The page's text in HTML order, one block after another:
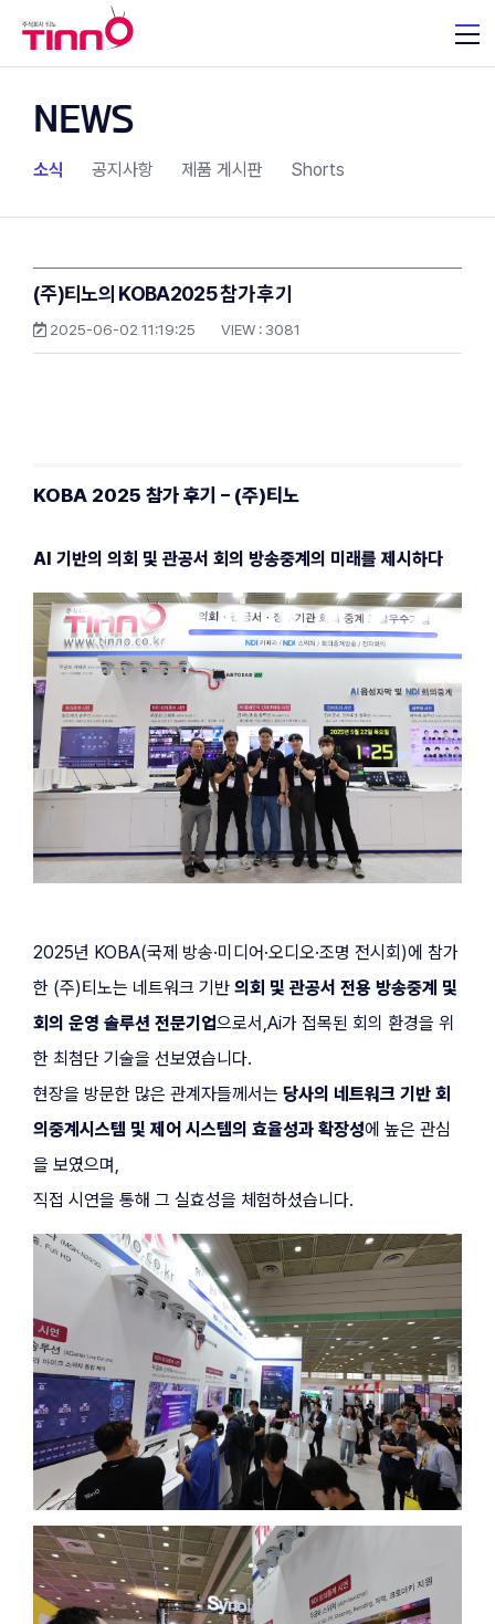
NEWS
소식 공지사항 제품 게시판 Shorts
(주)티노의 KOBA2025 참가 후기
2025-06-02 11:19:25 VIEW : 3081
KOBA 2025 참가 후기 – (주)티노
AI 기반의 의회 및 관공서 회의 방송중계의 미래를 제시하다
2025년 KOBA(국제 방송·미디어·오디오·조명 전시회)에 참가
한 (주)티노는 네트워크 기반 의회 및 관공서 전용 방송중계 및
회의 운영 솔루션 전문기업으로서,Ai가 접목된 회의 환경을 위
한 최첨단 기술을 선보였습니다.
현장을 방문한 많은 관계자들께서는 당사의 네트워크 기반 회
의중계시스템 및 제어 시스템의 효율성과 확장성에 높은 관심
을 보였으며,
직접 시연을 통해 그 실효성을 체험하셨습니다.